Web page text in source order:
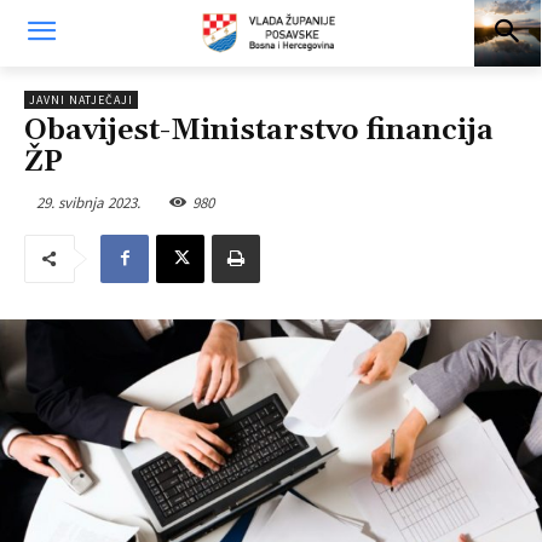
JAVNI NATJEČAJI
Obavijest-Ministarstvo financija
ŽP
29. svibnja 2023. 980